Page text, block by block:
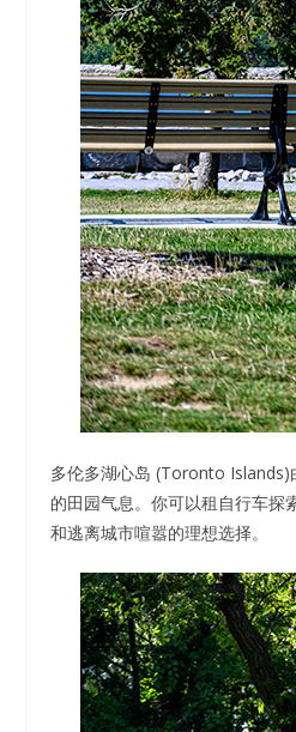
多伦多湖心岛 (Toronto Islands)
的田园气息。你可以租自行车探
和逃离城市喧嚣的理想选择。